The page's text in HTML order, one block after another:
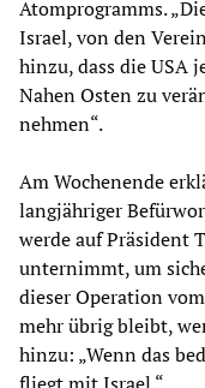
Atomprogramms.
Israel, von den
hinzu, dass die USA
Nahen Osten zu
nehmen“.
Am Wochenende
langjähriger
werde auf Präsident
unternimmt, um
dieser Operation
mehr übrig bleibt,
hinzu: „Wenn das